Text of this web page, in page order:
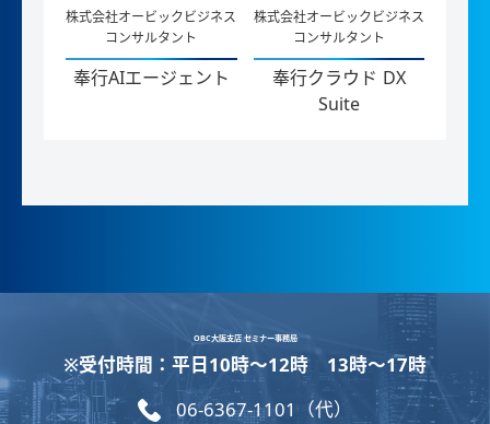
株式会社オービックビジネス
コンサルタント
奉行AIエージェント
株式会社オービックビジネス
コンサルタント
奉行クラウド DX
Suite
OBC大阪支店 セミナー事務局
※受付時間：平日10時〜12時 13時〜17時
06-6367-1101（代）